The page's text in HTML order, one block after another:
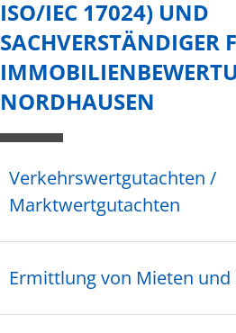
ISO/IEC 17024) UND
SACHVERSTÄNDIGER
NORDHAUSEN
Verkehrswertgutachten /
Marktwertgutachten
Ermittlung von Mieten und